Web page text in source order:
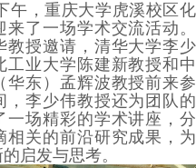
午，重庆大学虎溪校区化
了一场学术交流活动。
教授邀请，清华大学李少
工业大学陈建新教授和中
华东）孟辉波教授前来参
，李少伟教授还为团队的
一场精彩的学术讲座，分
相关的前沿研究成果，为
启发与思考。